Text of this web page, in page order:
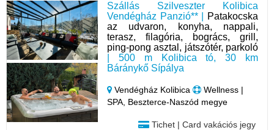
Szállás Szilveszter Kolibica
Vendégház Panzió** |
Patakocska
az udvaron, konyha, nappali,
terasz, filagória, bogrács, grill,
ping-pong asztal, játszótér, parkoló
| 500 m Kolibica tó, 30 km
Báránykő Sípálya
Vendégház Kolibica
Wellness |
SPA, Beszterce-Naszód megye
Tichet | Card vakációs jegy